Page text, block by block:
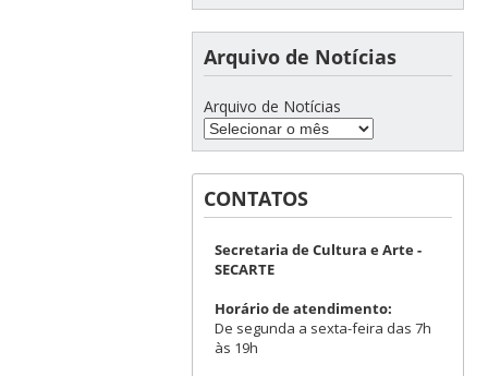
Arquivo de Notícias
Arquivo de Notícias
CONTATOS
Secretaria de Cultura e Arte -
SECARTE
Horário de atendimento:
De segunda a sexta-feira das 7h
às 19h